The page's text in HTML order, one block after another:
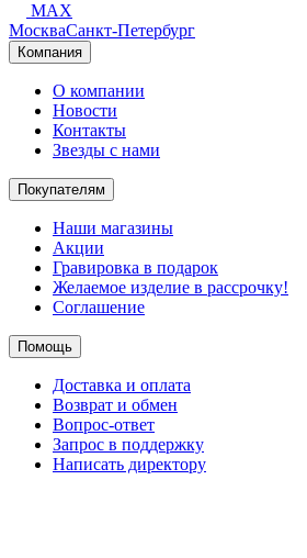
MAX
МоскваСанкт-Петербург
Компания
О компании
Новости
Контакты
Звезды с нами
Покупателям
Наши магазины
Акции
Гравировка в подарок
Желаемое изделие в рассрочку!
Соглашение
Помощь
Доставка и оплата
Возврат и обмен
Вопрос-ответ
Запрос в поддержку
Написать директору